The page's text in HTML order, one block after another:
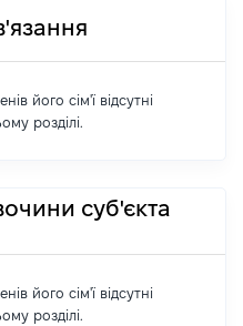
його сім'ї відсутні
розділі.
суб'єкта
його сім'ї відсутні
розділі.